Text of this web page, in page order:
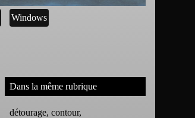
Windows
Dans la même rubrique
détourage, contour,